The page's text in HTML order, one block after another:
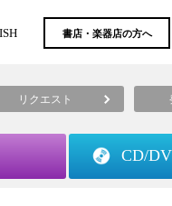
書店・楽器店の方へ
リクエスト
CD/